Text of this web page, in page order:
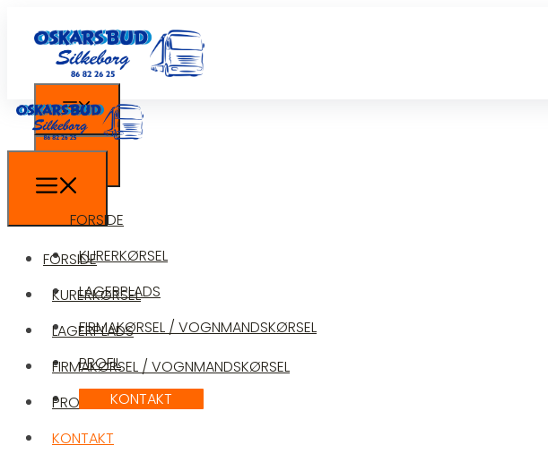
FORSIDE
KURERKØRSEL
LAGERPLADS
FIRMAKØRSEL / VOGNMANDSKØRSEL
PROFIL
KONTAKT
FORSIDE
KURERKØRSEL
LAGERPLADS
FIRMAKØRSEL / VOGNMANDSKØRSEL
PROFIL
KONTAKT